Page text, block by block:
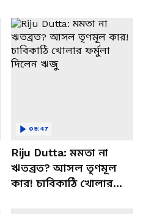
Riju Dutta: মমতা না
ঋতব্রত? আসল তৃণমূল
কার! চাবিকাঠি খোলার
09:47